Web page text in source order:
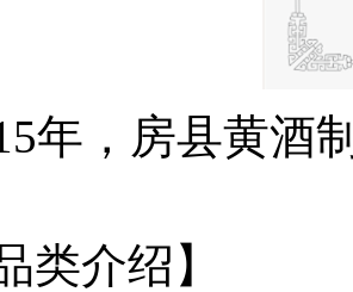
，房县黄酒制
介绍】